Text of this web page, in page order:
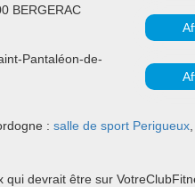
BERGERAC
Pantaléon-de-
: salle de sport Perigueux
devrait être sur